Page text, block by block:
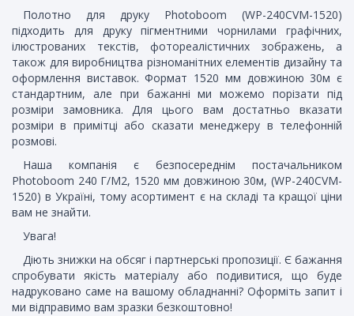
Полотно для друку Photoboom (WP-240CVM-1520)
підходить для друку пігментними чорнилами графічних,
ілюстрованих текстів, фотореалістичних зображень, а
також для виробництва різноманітних елементів дизайну та
оформлення виставок. Формат 1520 мм довжиною 30м є
стандартним, але при бажанні ми можемо порізати під
розміри замовника. Для цього вам достатньо вказати
розміри в примітці або сказати менеджеру в телефонній
розмові.
Наша компанія є безпосереднім постачальником
Photoboom 240 Г/М2, 1520 мм довжиною 30м, (WP-240CVM-
1520) в Україні, тому асортимент є на складі та кращої ціни
вам не знайти.
Увага!
Діють знижки на обсяг і партнерські пропозиції. Є бажання
спробувати якість матеріалу або подивитися, що буде
надруковано саме на вашому обладнанні? Оформіть запит і
ми відправимо вам зразки безкоштовно!